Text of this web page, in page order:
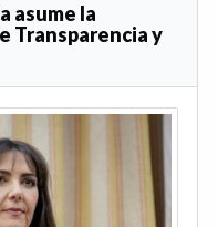
asume la
Transparencia y